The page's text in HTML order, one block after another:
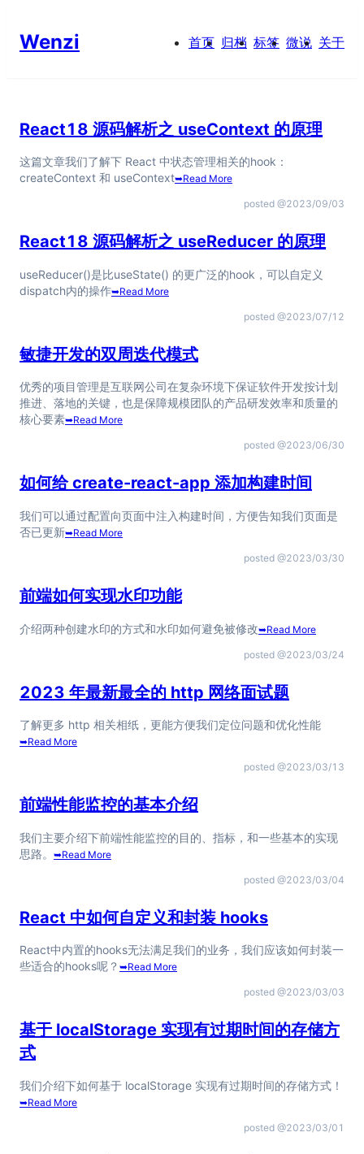
Wenzi 首页 归档 标签 微说 关于
React18 源码解析之 useContext 的原理
这篇文章我们了解下 React 中状态管理相关的hook：
createContext 和 useContext➥Read More
posted @2023/09/03
React18 源码解析之 useReducer 的原理
useReducer()是比useState() 的更广泛的hook，可以自定义
dispatch内的操作➥Read More
posted @2023/07/12
敏捷开发的双周迭代模式
优秀的项目管理是互联网公司在复杂环境下保证软件开发按计划
推进、落地的关键，也是保障规模团队的产品研发效率和质量的
核心要素➥Read More
posted @2023/06/30
如何给 create-react-app 添加构建时间
我们可以通过配置向页面中注入构建时间，方便告知我们页面是
否已更新➥Read More
posted @2023/03/30
前端如何实现水印功能
介绍两种创建水印的方式和水印如何避免被修改➥Read More
posted @2023/03/24
2023 年最新最全的 http 网络面试题
了解更多 http 相关相纸，更能方便我们定位问题和优化性能
➥Read More
posted @2023/03/13
前端性能监控的基本介绍
我们主要介绍下前端性能监控的目的、指标，和一些基本的实现
思路。 ➥Read More
posted @2023/03/04
React 中如何自定义和封装 hooks
React中内置的hooks无法满足我们的业务，我们应该如何封装一
些适合的hooks呢？ ➥Read More
posted @2023/03/03
基于 localStorage 实现有过期时间的存储方
式
我们介绍下如何基于 localStorage 实现有过期时间的存储方式！
➥Read More
posted @2023/03/01